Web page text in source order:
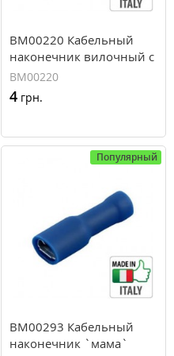
BM00220 Кабельный
наконечник вилочный с
изоляцией, сечение 1.5-
2.5 мм, М4
BM00220
4 грн.
Популярный
BM00293 Кабельный
наконечник `мама`